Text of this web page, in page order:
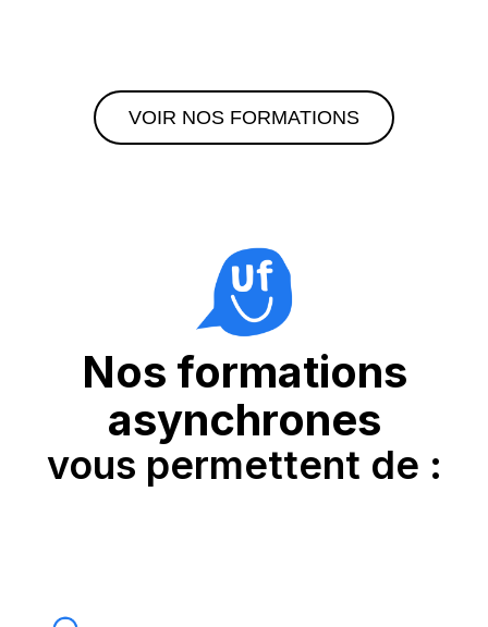
VOIR NOS FORMATIONS
Nos formations
asynchrones
vous permettent de :